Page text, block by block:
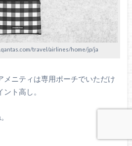
travel/airlines/home/jp/ja
メニティは専用ポーチでいただけ
ト高し。